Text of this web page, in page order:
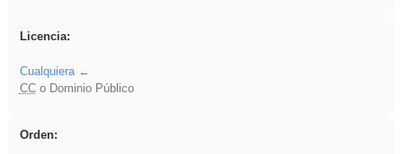
Licencia:
Cualquiera
CCo Dominio Público
Orden: